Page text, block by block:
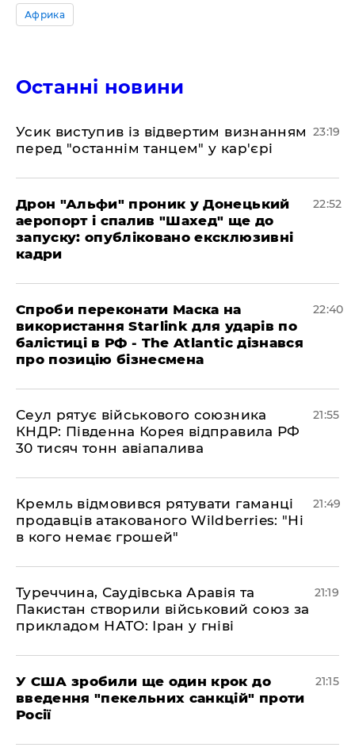
Африка
Останні новини
​Усик виступив із відвертим визнанням
перед "останнім танцем" у кар'єрі
23:19
​Дрон "Альфи" проник у Донецький
аеропорт і спалив "Шахед" ще до
запуску: опубліковано ексклюзивні
кадри
22:52
​Спроби переконати Маска на
використання Starlink для ударів по
балістиці в РФ - The Atlantic дізнався
про позицію бізнесмена
22:40
​Сеул рятує військового союзника
КНДР: Південна Корея відправила РФ
30 тисяч тонн авіапалива
21:55
​Кремль відмовився рятувати гаманці
продавців атакованого Wildberries: "Ні
в кого немає грошей"
21:49
​Туреччина, Саудівська Аравія та
Пакистан створили військовий союз за
прикладом НАТО: Іран у гніві
21:19
​У США зробили ще один крок до
введення "пекельних санкцій" проти
Росії
21:15